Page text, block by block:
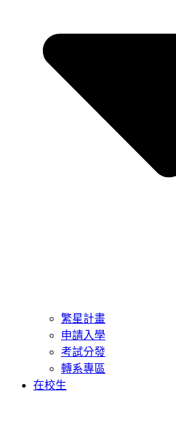
繁星計畫
申請入學
考試分發
轉系專區
在校生